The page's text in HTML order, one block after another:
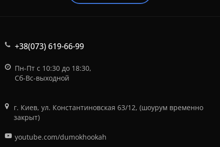
+38(073) 619-66-99
Пн-Пт с 10:30 до 18:30,
Сб-Вс-выходной
г. Киев, ул. Константиновская 63/12, (шоурум временно
закрыт)
youtube.com/dumokhookah